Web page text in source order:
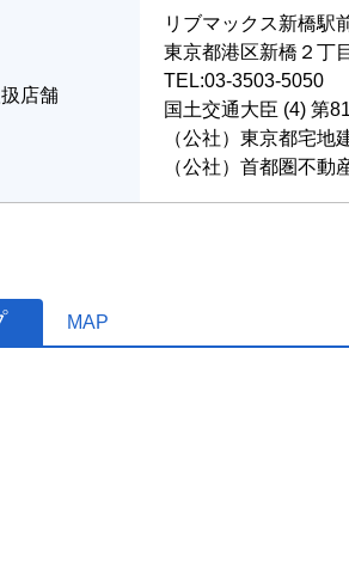
店舗
リブマックス新橋駅
東京都港区新橋２丁
TEL:03-3503-5050
国土交通大臣 (4) 第
（公社）東京都宅地
（公社）首都圏不動
MAP